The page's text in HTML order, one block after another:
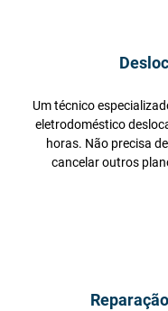
Um técnico
eletrodoméstico
horas. Não precisa
cancelar outros